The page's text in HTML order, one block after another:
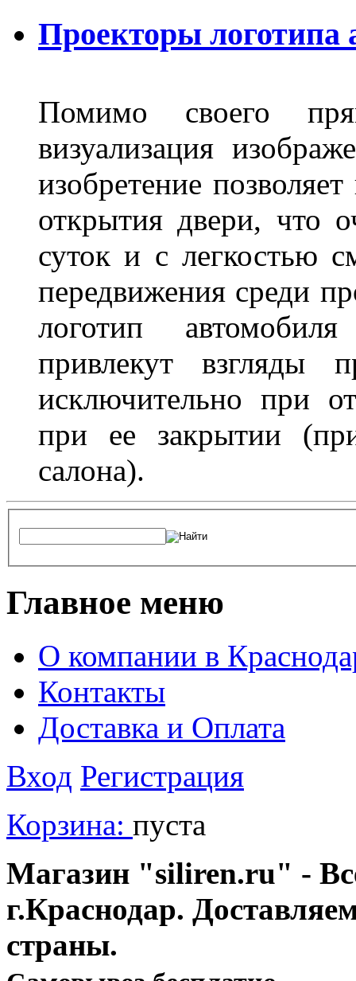
Проекторы логотипа
Помимо своего
визуализация
изобретение
открытия двери, что
суток и с легкостью
передвижения среди
логотип
привлекут взгляды
исключительно при
при ее закрытии
салона).
Главное меню
О компании в
Контакты
Доставка и Оплата
Вход Регистрация
Корзина: пуста
Магазин "siliren.ru" -
г.Краснодар.
страны.